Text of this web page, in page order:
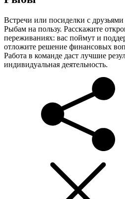
Встречи или посиделки с
Рыбам на пользу. Расскажите
переживаниях: вас поймут и
отложите решение финансовых
Работа в команде даст лучшие
индивидуальная деятельность.